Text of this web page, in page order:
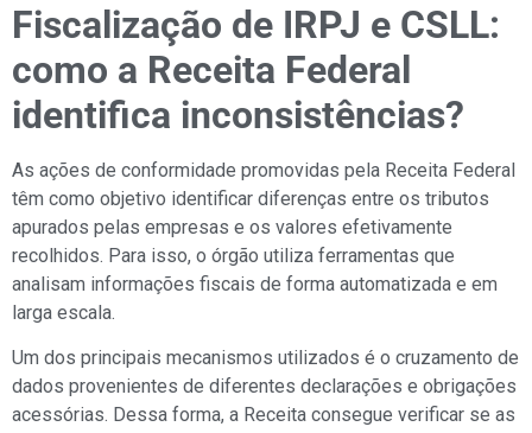
Fiscalização de IRPJ e CSLL:
como a Receita Federal
identifica inconsistências?
As ações de conformidade promovidas pela Receita Federal
têm como objetivo identificar diferenças entre os tributos
apurados pelas empresas e os valores efetivamente
recolhidos. Para isso, o órgão utiliza ferramentas que
analisam informações fiscais de forma automatizada e em
larga escala.
Um dos principais mecanismos utilizados é o cruzamento de
dados provenientes de diferentes declarações e obrigações
acessórias. Dessa forma, a Receita consegue verificar se as